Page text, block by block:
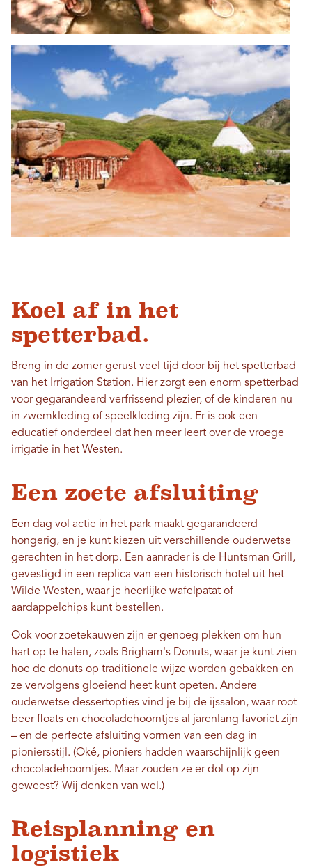
Koel af in het
spetterbad.
Breng in de zomer gerust veel tijd door bij het spetterbad
van het Irrigation Station. Hier zorgt een enorm spetterbad
voor gegarandeerd verfrissend plezier, of de kinderen nu
in zwemkleding of speelkleding zijn. Er is ook een
educatief onderdeel dat hen meer leert over de vroege
irrigatie in het Westen.
Een zoete afsluiting
Een dag vol actie in het park maakt gegarandeerd
hongerig, en je kunt kiezen uit verschillende ouderwetse
gerechten in het dorp. Een aanrader is de Huntsman Grill,
gevestigd in een replica van een historisch hotel uit het
Wilde Westen, waar je heerlijke wafelpatat of
aardappelchips kunt bestellen.
Ook voor zoetekauwen zijn er genoeg plekken om hun
hart op te halen, zoals Brigham's Donuts, waar je kunt zien
hoe de donuts op traditionele wijze worden gebakken en
ze vervolgens gloeiend heet kunt opeten. Andere
ouderwetse dessertopties vind je bij de ijssalon, waar root
beer floats en chocoladehoorntjes al jarenlang favoriet zijn
– en de perfecte afsluiting vormen van een dag in
pioniersstijl. (Oké, pioniers hadden waarschijnlijk geen
chocoladehoorntjes. Maar zouden ze er dol op zijn
geweest? Wij denken van wel.)
Reisplanning en
logistiek